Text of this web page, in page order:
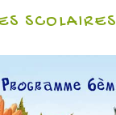
SCOLAIRES